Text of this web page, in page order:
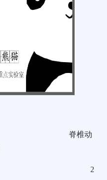
脊椎动
2